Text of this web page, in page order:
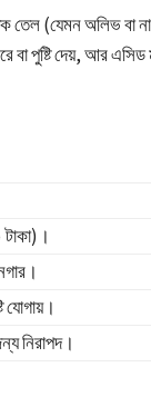
তেল (যেমন অলিভ বা
বা পুষ্টি দেয়, আর
যোগায়।
নিরাপদ।